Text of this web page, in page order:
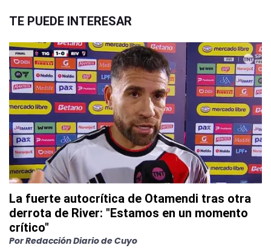
TE PUEDE INTERESAR
La fuerte autocrítica de Otamendi tras otra
derrota de River: "Estamos en un momento
crítico"
PorRedacción Diario de Cuyo